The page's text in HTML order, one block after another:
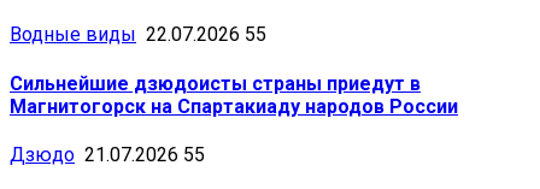
Водные виды 22.07.2026 55
Сильнейшие дзюдоисты страны приедут в
Магнитогорск на Спартакиаду народов России
Дзюдо 21.07.2026 55